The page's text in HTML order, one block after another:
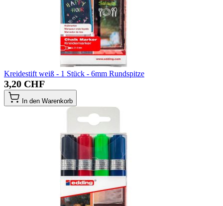
Kreidestift weiß - 1 Stück - 6mm Rundspitze
3,20 CHF
In den Warenkorb